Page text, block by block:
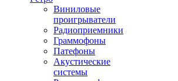
Виниловые
проигрыватели
Радиоприемники
Граммофоны
Патефоны
Акустические
системы